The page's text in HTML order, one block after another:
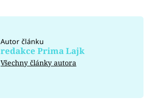
Autor článku
redakce Prima Lajk
Všechny články autora